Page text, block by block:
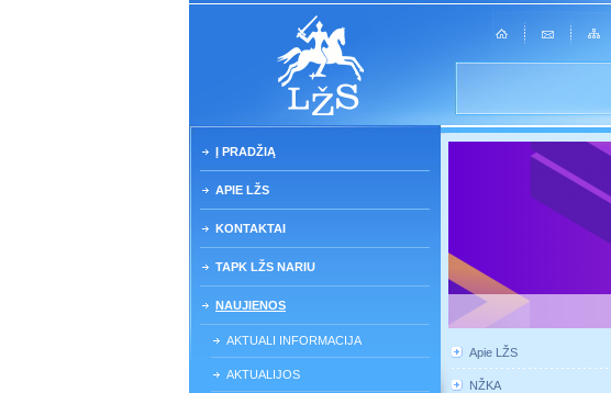
Į PRADŽIĄ
APIE LŽS
KONTAKTAI
TAPK LŽS NARIU
NAUJIENOS
AKTUALI INFORMACIJA
AKTUALIJOS
Apie LŽS
NŽKA